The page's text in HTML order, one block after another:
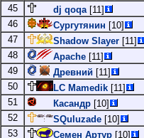
45
dj qoqa[11]
46
Сургутянин [10]
47
Shadow Slayer [11]
48
Apache [11]
49
Древний [11]
50
LC Mamedik [11]
51
Касандр [10]
52
SQuluzade [10]
53
Семен Артур [10]